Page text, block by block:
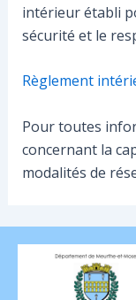
intérieur établi
sécurité et le
Règlement
Pour toutes
concernant la
modalités de